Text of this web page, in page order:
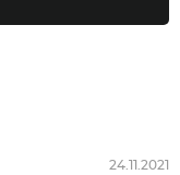
24.11.2021